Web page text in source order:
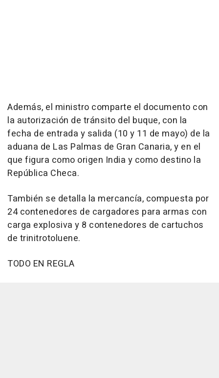
Además, el ministro comparte el documento con
la autorización de tránsito del buque, con la
fecha de entrada y salida (10 y 11 de mayo) de la
aduana de Las Palmas de Gran Canaria, y en el
que figura como origen India y como destino la
República Checa.
También se detalla la mercancía, compuesta por
24 contenedores de cargadores para armas con
carga explosiva y 8 contenedores de cartuchos
de trinitrotoluene.
TODO EN REGLA